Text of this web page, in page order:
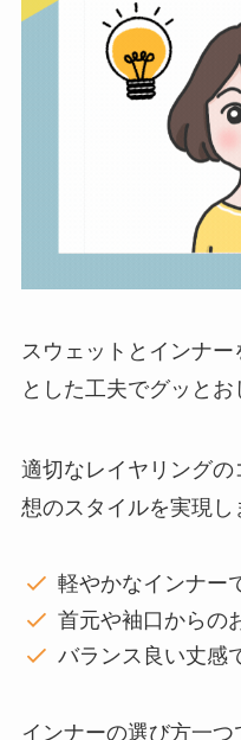
スウェットとインナ
とした工夫でグッとお
適切なレイヤリング
想のスタイルを実現し
軽やかなインナー
首元や袖口からの
バランス良い丈感
インナーの選び方一